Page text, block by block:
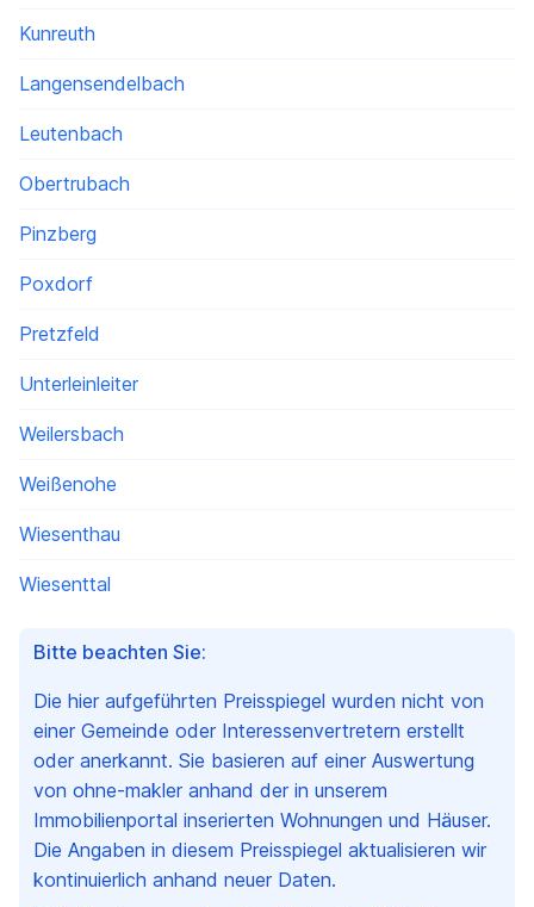
Bitte beachten Sie:
Die hier aufgeführten Preisspiegel wurden nicht von
einer Gemeinde oder Interessenvertretern erstellt
oder anerkannt. Sie basieren auf einer Auswertung
von ohne-makler anhand der in unserem
Immobilienportal inserierten Wohnungen und Häuser.
Die Angaben in diesem Preisspiegel aktualisieren wir
kontinuierlich anhand neuer Daten.
Kunreuth
Langensendelbach
Leutenbach
Obertrubach
Pinzberg
Poxdorf
Pretzfeld
Unterleinleiter
Weilersbach
Weißenohe
Wiesenthau
Wiesenttal